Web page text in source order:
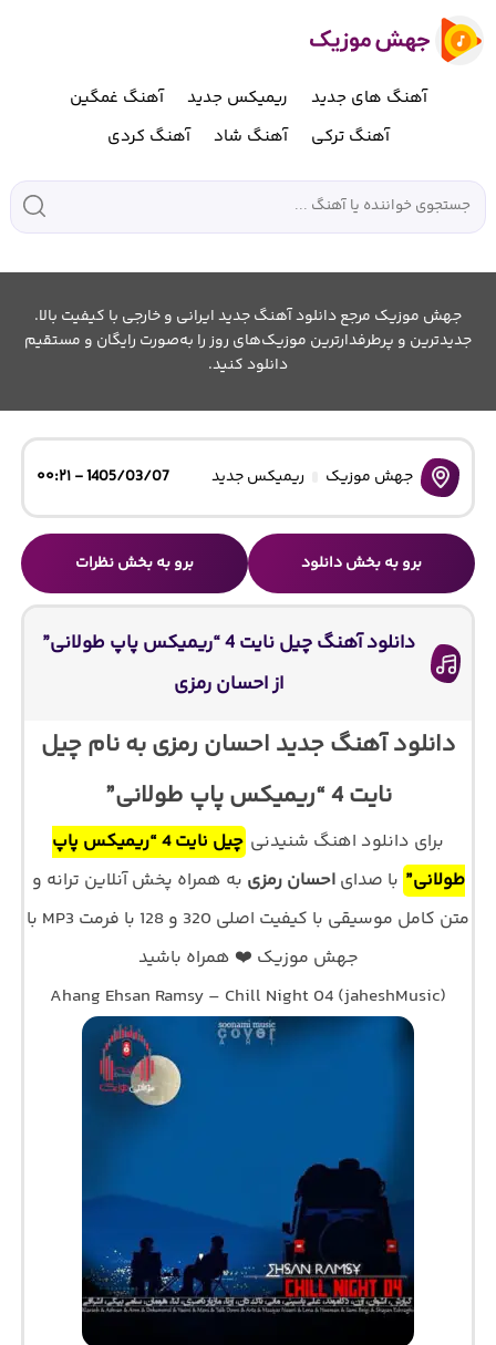
آهنگ های جدید ریمیکس جدید
آهنگ غمگین
آهنگ ترکی
آهنگ شاد آهنگ کردی
جهش موزیک مرجع دانلود آهنگ جدید ایرانی و خارجی با کیفیت بالا.
جدیدترین و پرطرفدارترین موزیک‌های روز را به‌صورت رایگان و مستقیم
دانلود کنید.
جهش موزیک ریمیکس جدید 1405/03/07 - ۰۰:۲۱
برو به بخش دانلود برو به بخش نظرات
دانلود آهنگ چیل نایت 4 “ریمیکس پاپ طولانی”
از احسان رمزی
دانلود آهنگ جدید احسان رمزی به نام چیل
نایت 4 “ریمیکس پاپ طولانی”
برای دانلود اهنگ شنیدنی
چیل نایت 4 “ریمیکس پاپ
طولانی” با صدایاحسان رمزی به همراه پخش آنلاین ترانه و
متن کامل موسیقی با کیفیت اصلی 320 و 128 با فرمت MP3 با
جهش موزیک ❤️ همراه باشید
Ahang Ehsan Ramsy – Chill Night 04 (jaheshMusic)